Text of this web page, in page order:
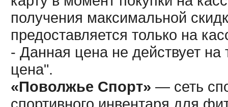
получения максимальной
предоставляется только на
- Данная цена не действует
цена".
«Поволжье Спорт» — сеть